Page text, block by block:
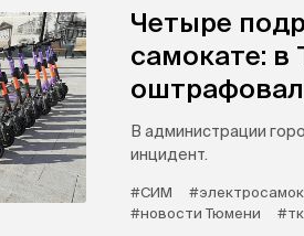
Четыре
самокате:
В администрации
инцидент.
#СИМ
#новости Тюмени
#тк